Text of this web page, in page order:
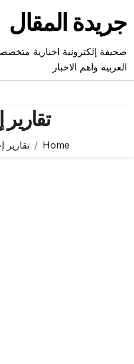
content
جريدة المقال
صحيفة إلكترونية اخبارية
العربية واهم الاخبار
تقارير
Home تقارير